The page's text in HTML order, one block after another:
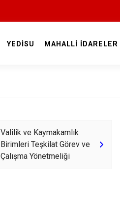
YEDİSU MAHALLİ İDARELER
Valilik ve Kaymakamlık
Birimleri Teşkilat Görev ve
Çalışma Yönetmeliği